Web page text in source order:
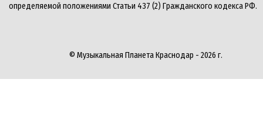
определяемой положениями Статьи 437 (2) Гражданского кодекса РФ.
© Музыкальная Планета Краснодар - 2026 г.